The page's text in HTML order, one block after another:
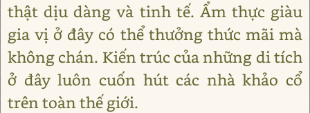
thật dịu dàng và tinh tế. Ẩm thực giàu
gia vị ở đây có thể thưởng thức mãi mà
không chán. Kiến trúc của những di tích
ở đây luôn cuốn hút các nhà khảo cổ
trên toàn thế giới.